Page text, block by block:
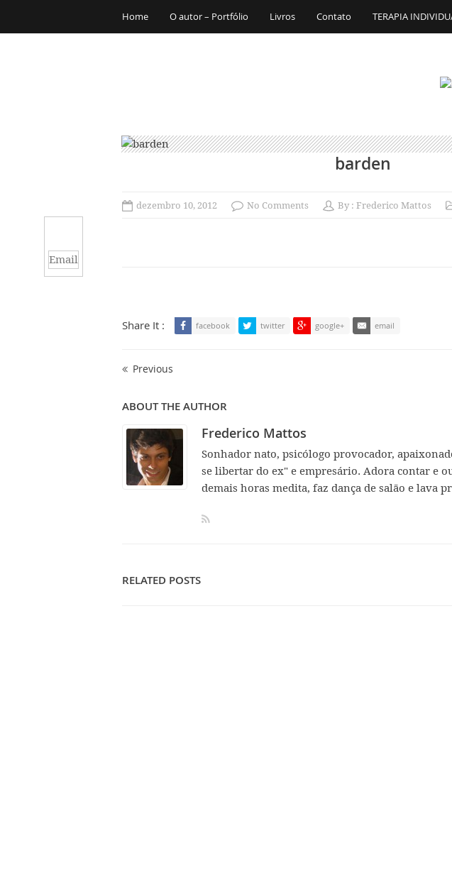
Home O autor – Portfólio Livros Contato TERAPIA
barden
dezembro 10, 2012 No Comments By : Frederico Mattos
Email
Share It : facebook twitter google+ email
Previous
ABOUT THE AUTHOR
Frederico Mattos
Sonhador nato, psicólogo provocador,
se libertar do ex" e empresário. Adora contar e
demais horas medita, faz dança de salão e lava
RELATED POSTS